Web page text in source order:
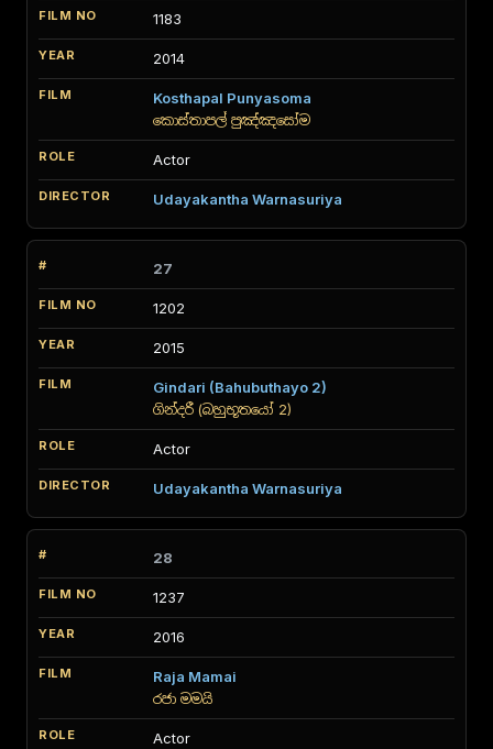
1183
2014
Kosthapal Punyasoma
කොස්තාපල් පුඤ්ඤසෝම
Actor
Udayakantha Warnasuriya
27
1202
2015
Gindari (Bahubuthayo 2)
ගින්දරී (බහුභූතයෝ 2)
Actor
Udayakantha Warnasuriya
28
1237
2016
Raja Mamai
රජා මමයි
Actor